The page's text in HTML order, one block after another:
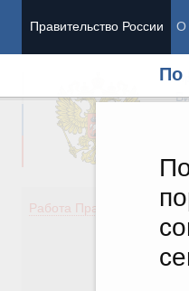
Правительство России О
По
Работа Правительства